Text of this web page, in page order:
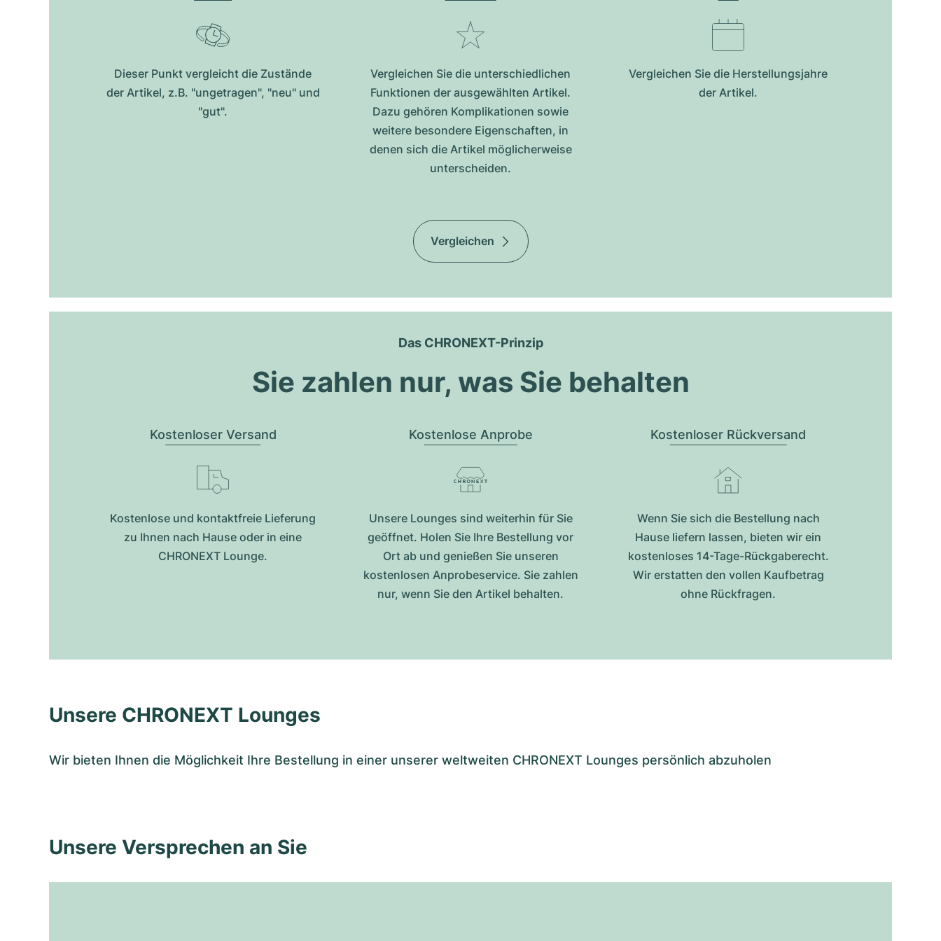
Dieser Punkt vergleicht die Zustände
der Artikel, z.B. "ungetragen", "neu" und
"gut".
Vergleichen Sie die unterschiedlichen
Funktionen der ausgewählten Artikel.
Dazu gehören Komplikationen sowie
weitere besondere Eigenschaften, in
denen sich die Artikel möglicherweise
unterscheiden.
Vergleichen Sie die Herstellungsjahre
der Artikel.
Vergleichen
Das CHRONEXT-Prinzip
Sie zahlen nur, was Sie behalten
Kostenloser Versand
Kostenlose und kontaktfreie Lieferung
zu Ihnen nach Hause oder in eine
CHRONEXT Lounge.
Kostenlose Anprobe
Unsere Lounges sind weiterhin für Sie
geöffnet. Holen Sie Ihre Bestellung vor
Ort ab und genießen Sie unseren
kostenlosen Anprobeservice. Sie zahlen
nur, wenn Sie den Artikel behalten.
Kostenloser Rückversand
Wenn Sie sich die Bestellung nach
Hause liefern lassen, bieten wir ein
kostenloses 14-Tage-Rückgaberecht.
Wir erstatten den vollen Kaufbetrag
ohne Rückfragen.
Unsere CHRONEXT Lounges
Wir bieten Ihnen die Möglichkeit Ihre Bestellung in einer unserer weltweiten CHRONEXT Lounges persönlich abzuholen
Unsere Versprechen an Sie